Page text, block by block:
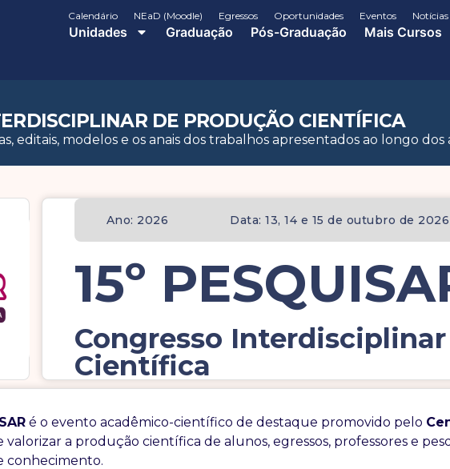
Calendário NEaD (Moodle) Egressos Oportunidades Eventos Notícias
Unidades Graduação Pós-Graduação Mais Cursos
DE PRODUÇÃO CIENTÍFICA
editais, modelos e os anais dos trabalhos apresentados ao longo dos
Ano: 2026 Data: 13, 14 e 15 de outubro de 2026
15º
Congresso
Científica
é o evento acadêmico-científico de destaque promovido pelo
a produção científica de alunos, egressos, professores e
conhecimento.